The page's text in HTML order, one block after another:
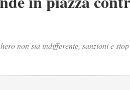
non sia indifferente, sanzioni e